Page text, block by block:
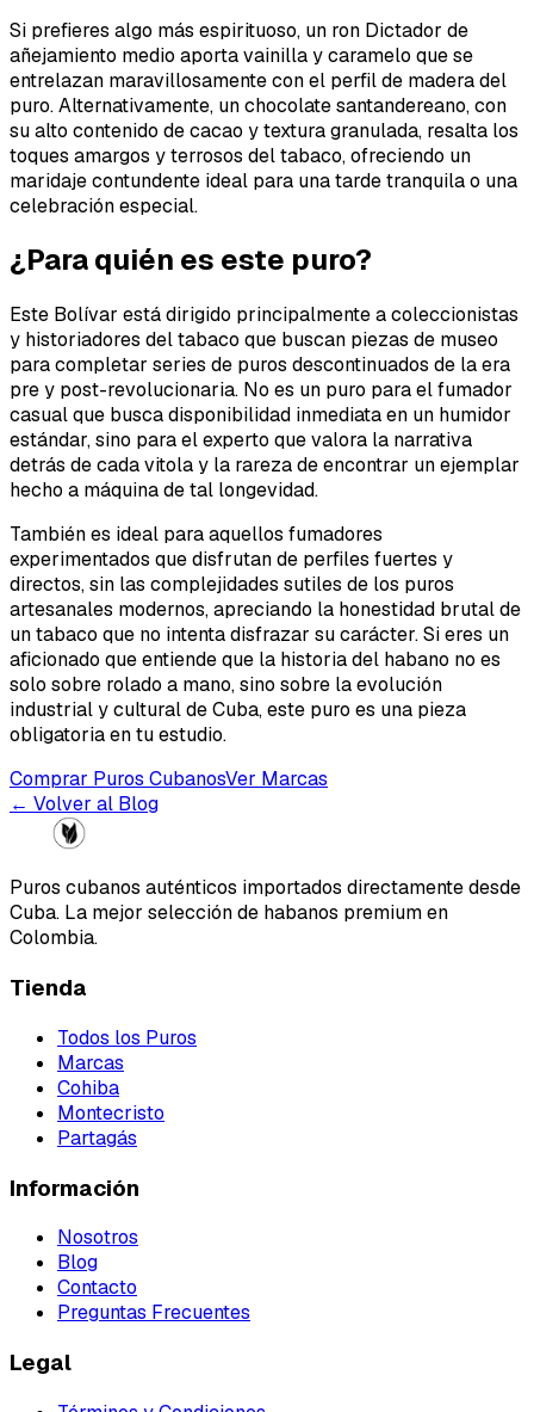
Si prefieres algo más espirituoso, un ron Dictador de
añejamiento medio aporta vainilla y caramelo que se
entrelazan maravillosamente con el perfil de madera del
puro. Alternativamente, un chocolate santandereano, con
su alto contenido de cacao y textura granulada, resalta los
toques amargos y terrosos del tabaco, ofreciendo un
maridaje contundente ideal para una tarde tranquila o una
celebración especial.
¿Para quién es este puro?
Este Bolívar está dirigido principalmente a coleccionistas
y historiadores del tabaco que buscan piezas de museo
para completar series de puros descontinuados de la era
pre y post-revolucionaria. No es un puro para el fumador
casual que busca disponibilidad inmediata en un humidor
estándar, sino para el experto que valora la narrativa
detrás de cada vitola y la rareza de encontrar un ejemplar
hecho a máquina de tal longevidad.
También es ideal para aquellos fumadores
experimentados que disfrutan de perfiles fuertes y
directos, sin las complejidades sutiles de los puros
artesanales modernos, apreciando la honestidad brutal de
un tabaco que no intenta disfrazar su carácter. Si eres un
aficionado que entiende que la historia del habano no es
solo sobre rolado a mano, sino sobre la evolución
industrial y cultural de Cuba, este puro es una pieza
obligatoria en tu estudio.
Comprar Puros CubanosVer Marcas
← Volver al Blog
Puros cubanos auténticos importados directamente desde
Cuba. La mejor selección de habanos premium en
Colombia.
Tienda
Todos los Puros
Marcas
Cohiba
Montecristo
Partagás
Información
Nosotros
Blog
Contacto
Preguntas Frecuentes
Legal